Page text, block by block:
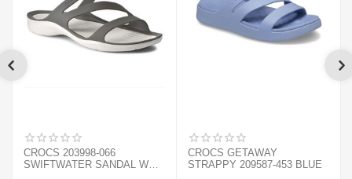
CROCS 203998-066
SWIFTWATER SANDAL W
CROCS GETAWAY
STRAPPY 209587-453 BLUE